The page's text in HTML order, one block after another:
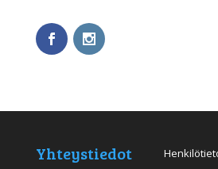
Yhteystiedot